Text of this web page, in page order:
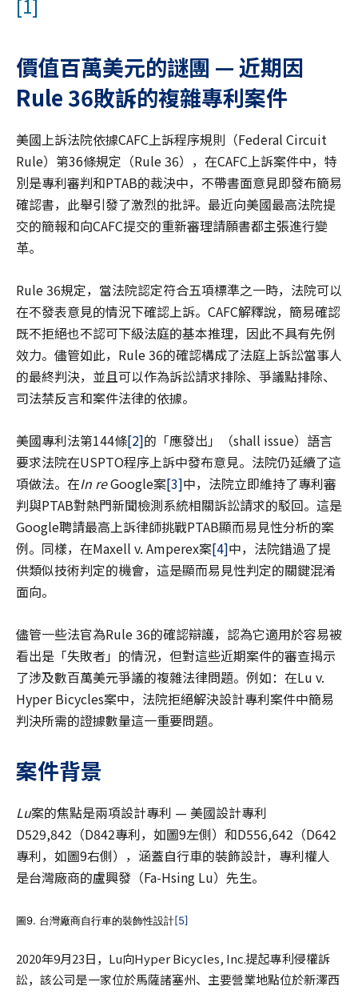
[1]
價值百萬美元的謎團 —近期因
Rule 36敗訴的複雜專利案件
美國上訴法院依據CAFC上訴程序規則（Federal Circuit
Rule）第36條規定（Rule 36），在CAFC上訴案件中，特
別是專利審判和PTAB的裁決中，不帶書面意見即發布簡易
確認書，此舉引發了激烈的批評。最近向美國最高法院提
交的簡報和向CAFC提交的重新審理請願書都主張進行變
革。
Rule 36規定，當法院認定符合五項標準之一時，法院可以
在不發表意見的情況下確認上訴。CAFC解釋說，簡易確認
既不拒絕也不認可下級法庭的基本推理，因此不具有先例
效力。儘管如此，Rule 36的確認構成了法庭上訴訟當事人
的最終判決，並且可以作為訴訟請求排除、爭議點排除、
司法禁反言和案件法律的依據。
美國專利法第144條[2]的「應發出」（shall issue）語言
要求法院在USPTO程序上訴中發布意見。法院仍延續了這
項做法。在In reGoogle案[3]中，法院立即維持了專利審
判與PTAB對熱門新聞檢測系統相關訴訟請求的駁回。這是
Google聘請最高上訴律師挑戰PTAB顯而易見性分析的案
例。同樣，在Maxell v. Amperex案[4]中，法院錯過了提
供類似技術判定的機會，這是顯而易見性判定的關鍵混淆
面向。
儘管一些法官為Rule 36的確認辯護，認為它適用於容易被
看出是「失敗者」的情況，但對這些近期案件的審查揭示
了涉及數百萬美元爭議的複雜法律問題。例如：在Lu v.
Hyper Bicycles案中，法院拒絕解決設計專利案件中簡易
判決所需的證據數量這一重要問題。
案件背景
Lu案的焦點是兩項設計專利 — 美國設計專利
D529,842（D842專利，如圖9左側）和D556,642（D642
專利，如圖9右側），涵蓋自行車的裝飾設計，專利權人
是台灣廠商的盧興發（Fa-Hsing Lu）先生。
圖9. 台灣廠商自行車的裝飾性設計[5]
2020年9月23日，Lu向Hyper Bicycles, Inc.提起專利侵權訴
訟，該公司是一家位於馬薩諸塞州、主要營業地點位於新澤西